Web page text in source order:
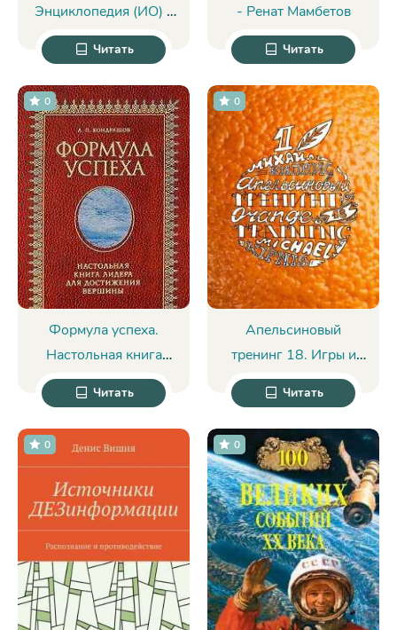
Энциклопедия (ИО) -
БСЭ БСЭ
Читать
- Ренат Мамбетов
Читать
Формула успеха.
Настольная книга
лидера для
достижения вершины
- Анатолий
Кондрашов
0
Читать
Апельсиновый
тренинг 18. Игры и
упражнения на
знакомство - Михаил
Кипнис
0
Читать
0 0